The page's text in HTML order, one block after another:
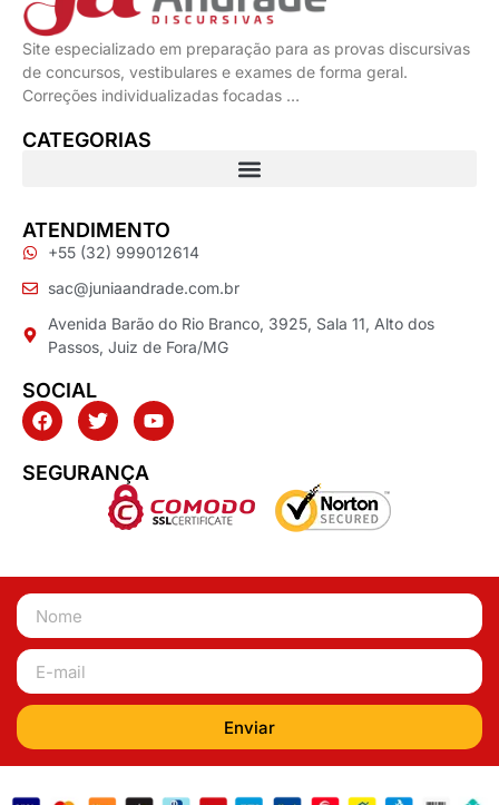
Site especializado em preparação para as provas discursivas
de concursos, vestibulares e exames de forma geral.
Correções individualizadas focadas …
CATEGORIAS
ATENDIMENTO
+55 (32) 999012614
sac@juniaandrade.com.br
Avenida Barão do Rio Branco, 3925, Sala 11, Alto dos
Passos, Juiz de Fora/MG
SOCIAL
SEGURANÇA
Enviar